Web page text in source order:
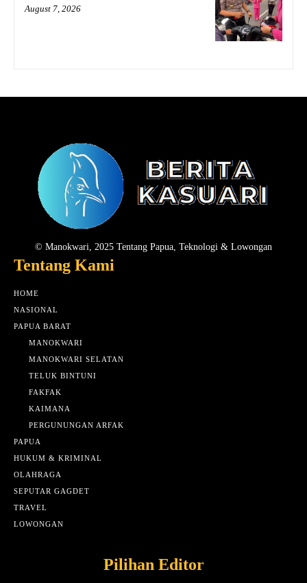
August 7, 2026
© Manokwari, 2025 Tentang Papua, Teknologi & Lowongan
Tentang Kami
HOME
NASIONAL
PAPUA BARAT
MANOKWARI
MANOKWARI SELATAN
TELUK BINTUNI
FAKFAK
KAIMANA
PERGUNUNGAN ARFAK
PAPUA
HUKUM & KRIMINAL
OLAHRAGA
SEPUTAR GAGDET
TRAVEL
LOWONGAN
Pilihan Editor